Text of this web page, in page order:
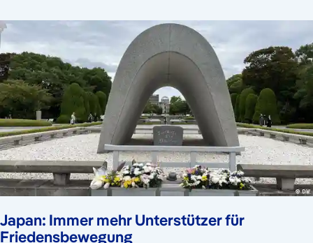
Japan: Immer mehr Unterstützer für
Friedensbewegung